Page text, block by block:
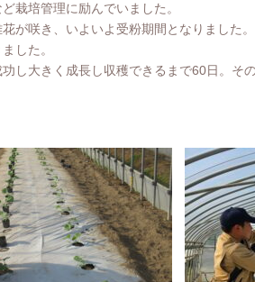
栽培管理に励んでいました。
が咲き、いよいよ受粉期間となりました
した。
し大きく成長し収穫できるまで60日。そ